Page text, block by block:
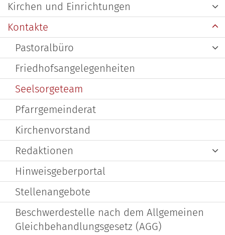
Kirchen und Einrichtungen
Kontakte
Pastoralbüro
Friedhofsangelegenheiten
Seelsorgeteam
Pfarrgemeinderat
Kirchenvorstand
Redaktionen
Hinweisgeberportal
Stellenangebote
Beschwerdestelle nach dem Allgemeinen
Gleichbehandlungsgesetz (AGG)